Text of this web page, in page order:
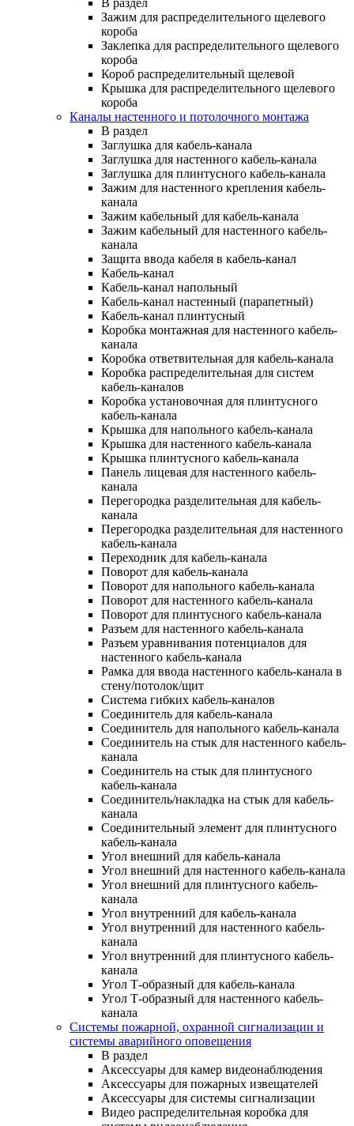
Зажим для распределительного щелевого
короба
Заклепка для распределительного щелевого
короба
Короб распределительный щелевой
Крышка для распределительного щелевого
короба
Каналы настенного и потолочного монтажа
В раздел
Заглушка для кабель-канала
Заглушка для настенного кабель-канала
Заглушка для плинтусного кабель-канала
Зажим для настенного крепления кабель-
канала
Зажим кабельный для кабель-канала
Зажим кабельный для настенного кабель-
канала
Защита ввода кабеля в кабель-канал
Кабель-канал
Кабель-канал напольный
Кабель-канал настенный (парапетный)
Кабель-канал плинтусный
Коробка монтажная для настенного кабель-
канала
Коробка ответвительная для кабель-канала
Коробка распределительная для систем
кабель-каналов
Коробка установочная для плинтусного
кабель-канала
Крышка для напольного кабель-канала
Крышка для настенного кабель-канала
Крышка плинтусного кабель-канала
Панель лицевая для настенного кабель-
канала
Перегородка разделительная для кабель-
канала
Перегородка разделительная для настенного
кабель-канала
Переходник для кабель-канала
Поворот для кабель-канала
Поворот для напольного кабель-канала
Поворот для настенного кабель-канала
Поворот для плинтусного кабель-канала
Разъем для настенного кабель-канала
Разъем уравнивания потенциалов для
настенного кабель-канала
Рамка для ввода настенного кабель-канала в
стену/потолок/щит
Система гибких кабель-каналов
Соединитель для кабель-канала
Соединитель для напольного кабель-канала
Соединитель на стык для настенного кабель-
канала
Соединитель на стык для плинтусного
кабель-канала
Соединитель/накладка на стык для кабель-
канала
Соединительный элемент для плинтусного
кабель-канала
Угол внешний для кабель-канала
Угол внешний для настенного кабель-канала
Угол внешний для плинтусного кабель-
канала
Угол внутренний для кабель-канала
Угол внутренний для настенного кабель-
канала
Угол внутренний для плинтусного кабель-
канала
Угол Т-образный для кабель-канала
Угол Т-образный для настенного кабель-
канала
Системы пожарной, охранной сигнализации и
системы аварийного оповещения
В раздел
Аксессуары для камер видеонаблюдения
Аксессуары для пожарных извещателей
Аксессуары для системы сигнализации
Видео распределительная коробка для